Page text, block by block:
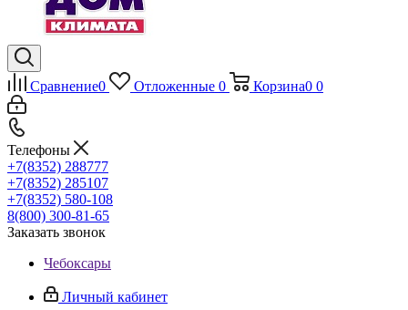
Сравнение0 Отложенные 0 Корзина0 0
Телефоны
+7(8352) 288777
+7(8352) 285107
+7(8352) 580-108
8(800) 300-81-65
Заказать звонок
Чебоксары
Личный кабинет